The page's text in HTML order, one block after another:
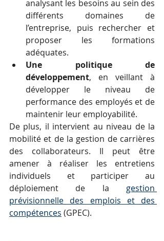
analysant les besoins au sein des
différents domaines de
l’entreprise, puis rechercher et
proposer les formations
adéquates.
Une politique de
développement, en veillant à
développer le niveau de
performance des employés et de
maintenir leur employabilité.
De plus, il intervient au niveau de la
mobilité et de la gestion de carrières
des collaborateurs. Il peut être
amener à réaliser les entretiens
individuels et participer au
déploiement de la gestion
prévisionnelle des emplois et des
compétences (GPEC).